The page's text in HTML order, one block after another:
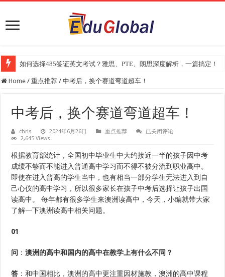
如何选择485签证英文考试？雅思、PTE、朗思深度解析，一篇搞定！
2025年《澳洲金融评论报》大学排名出炉：一份关乎本地就业与声誉的
Home / 重点推荐 / 中考后，换个赛道弯道超车！
中考后，换个赛道弯道超车！
chris 2024年6月26日 重点推荐
中
换
个
赛
道
弯
道
超
已关闭评论
2,645 Views
根据教育部统计，全国初中毕业生中大约接近一半的孩子因中考
成绩不够而不能进入普通高中学习而不得不被分流到职业高中。
即使在进入普高的学生当中，也有相当一部分学生无法进入到自
己心仪的高中学习，所以很多家长在孩子中考后选择让孩子出国
读高中。 每年都有很多学生来澳洲读高中，今天，小编就带大家
了解一下澳洲读高中相关问题。
01
问 ：澳洲的高中和国内的高中在教学上有什么不同？
答 ：和中国相比，澳洲的高中更注重因材施教，澳洲的高中课程